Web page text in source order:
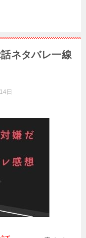
ネタバレ一線
日